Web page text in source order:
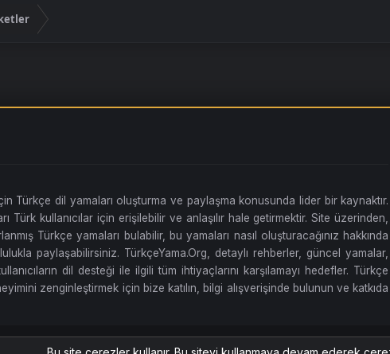
Türkçe dil yamaları oluşturma ve paylaşma konusunda lider bir kaynaktır.
Türk kullanıcılar için erişilebilir ve anlaşılır hale getirmektir. Site üzerinden,
Türkçe yamaları bulabilir, bu yamaları nasıl oluşturacağınız hakkında
paylaşabilirsiniz. TürkçeYama.Org, detaylı rehberler, güncel yamalar,
dil desteği ile ilgili tüm ihtiyaçlarını karşılamayı hedefler. Türkçe
zenginleştirmek için bize katılın, bilgi alışverişinde bulunun ve katkıda
Amoled Stil Türkçe (TR)